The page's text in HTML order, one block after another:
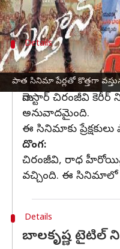
పాత సినిమా పేర్లతో కొత్తగా
Details
చిరంజీవి సినిమా
ఖైదీ:
మెగాస్టార్ చిరంజీవి
అనువాదమైంది.
ఈ సినిమాకు
దొంగ:
చిరంజీవి, రాధ
వచ్చింది. ఈ సినిమాలో
Details
బాలకృష్ణ టైటిల్ ని